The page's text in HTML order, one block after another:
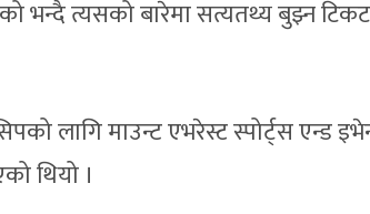
भन्दै त्यसको बारेमा सत्यतथ्य बुझ्न
लागि माउन्ट एभरेस्ट स्पोर्ट्स एन्ड
थियो ।